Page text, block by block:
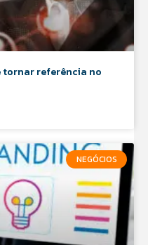
tornar referência no
NEGÓCIOS